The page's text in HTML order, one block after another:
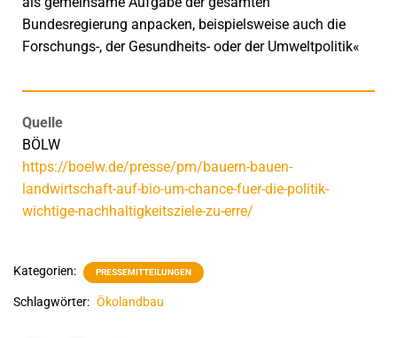
Bundesregierung anpacken, beispielsweise auch die
Forschungs-, der Gesundheits- oder der Umweltpolitik«
Quelle
BÖLW
https://boelw.de/presse/pm/bauern-bauen-
landwirtschaft-auf-bio-um-chance-fuer-die-politik-
wichtige-nachhaltigkeitsziele-zu-erre/
Kategorien: PRESSEMITTEILUNGEN
Schlagwörter: Ökolandbau